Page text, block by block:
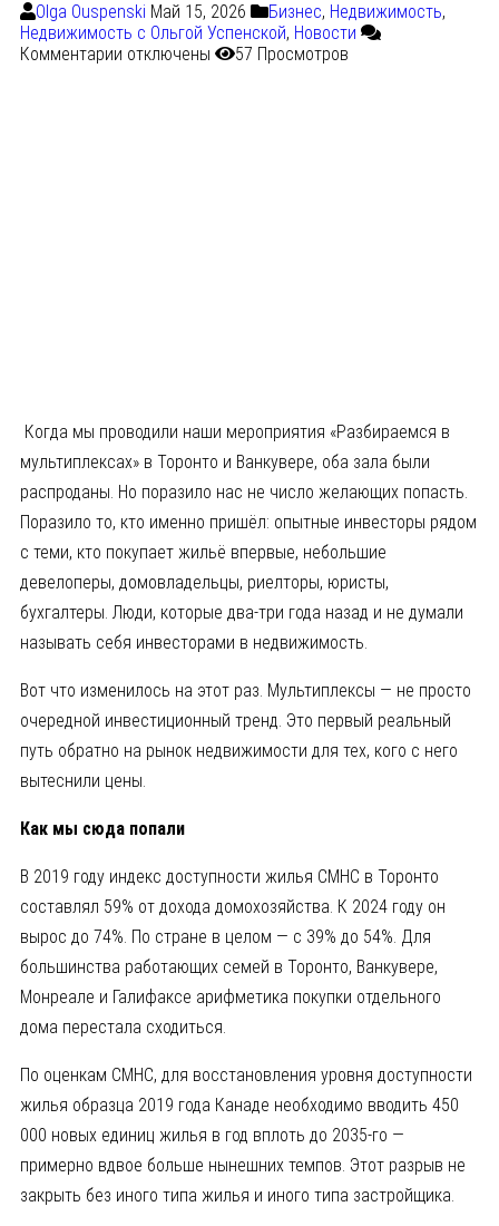
Olga Ouspenski Май 15, 2026 Бизнес, Недвижимость,
Недвижимость с Ольгой Успенской, Новости
Комментарии отключены 57 Просмотров
Когда мы проводили наши мероприятия «Разбираемся в
мультиплексах» в Торонто и Ванкувере, оба зала были
распроданы. Но поразило нас не число желающих попасть.
Поразило то, кто именно пришёл: опытные инвесторы рядом
с теми, кто покупает жильё впервые, небольшие
девелоперы, домовладельцы, риелторы, юристы,
бухгалтеры. Люди, которые два-три года назад и не думали
называть себя инвесторами в недвижимость.
Вот что изменилось на этот раз. Мультиплексы — не просто
очередной инвестиционный тренд. Это первый реальный
путь обратно на рынок недвижимости для тех, кого с него
вытеснили цены.
Как мы сюда попали
В 2019 году индекс доступности жилья CMHC в Торонто
составлял 59% от дохода домохозяйства. К 2024 году он
вырос до 74%. По стране в целом — с 39% до 54%. Для
большинства работающих семей в Торонто, Ванкувере,
Монреале и Галифаксе арифметика покупки отдельного
дома перестала сходиться.
По оценкам CMHC, для восстановления уровня доступности
жилья образца 2019 года Канаде необходимо вводить 450
000 новых единиц жилья в год вплоть до 2035-го —
примерно вдвое больше нынешних темпов. Этот разрыв не
закрыть без иного типа жилья и иного типа застройщика.